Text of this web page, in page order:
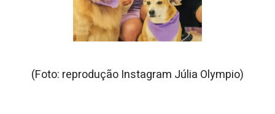
(Foto: reprodução Instagram Júlia Olympio)